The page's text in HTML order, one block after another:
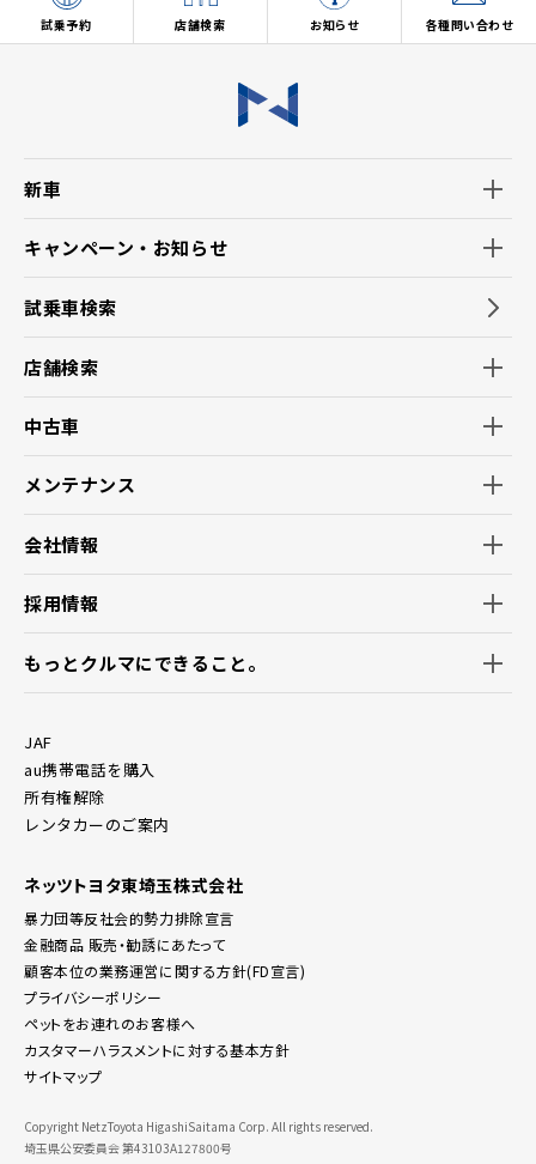
試乗予約 店舗検索 お知らせ 各種問い合わせ
新車
キャンペーン・お知らせ
試乗車検索
店舗検索
中古車
メンテナンス
会社情報
採用情報
もっとクルマにできること。
JAF
au携帯電話を購入
所有権解除
レンタカーのご案内
ネッツトヨタ東埼玉株式会社
暴力団等反社会的勢力排除宣言
金融商品 販売・勧誘にあたって
顧客本位の業務運営に関する方針(FD宣言)
プライバシーポリシー
ペットをお連れのお客様へ
カスタマーハラスメントに対する基本方針
サイトマップ
Copyright NetzToyota HigashiSaitama Corp. All rights reserved.
埼玉県公安委員会 第43103A127800号